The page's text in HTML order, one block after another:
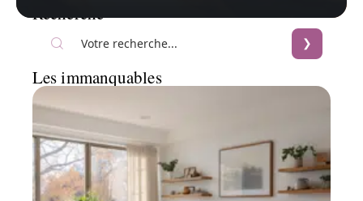
Recherche
Les immanquables